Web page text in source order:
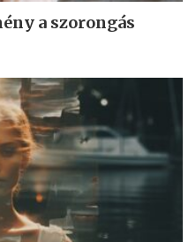
a szorongás